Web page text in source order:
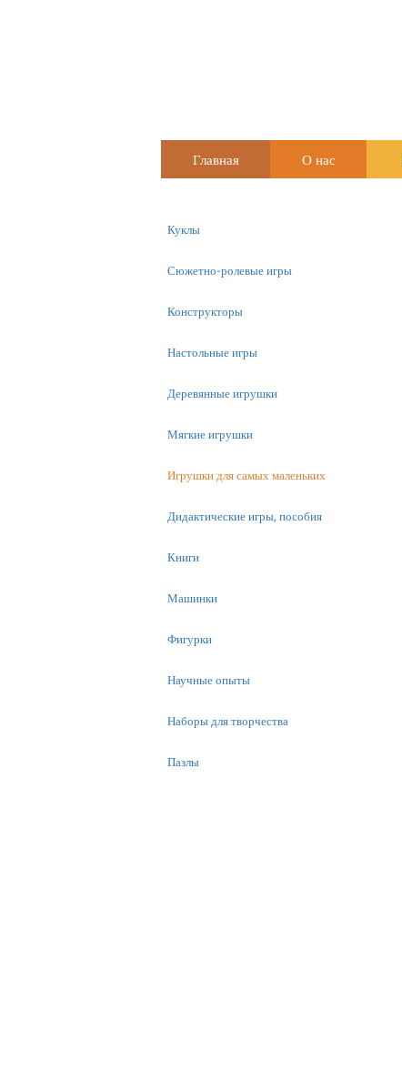
Главная О нас
Куклы
Сюжетно-ролевые игры
Конструкторы
Настольные игры
Деревянные игрушки
Мягкие игрушки
Игрушки для самых маленьких
Дидактические игры, пособия
Книги
Машинки
Фигурки
Научные опыты
Наборы для творчества
Пазлы